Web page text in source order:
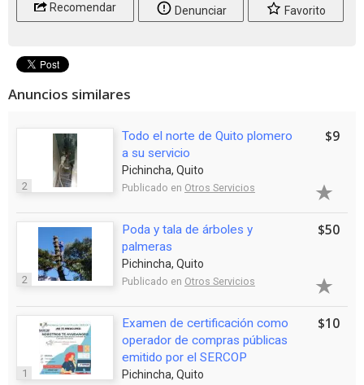
Recomendar Denunciar Favorito
Anuncios similares
2
Todo el norte de Quito plomero
a su servicio
Pichincha, Quito
Publicado en Otros Servicios
$9
2
Poda y tala de árboles y
palmeras
Pichincha, Quito
Publicado en Otros Servicios
$50
1
Examen de certificación como
operador de compras públicas
emitido por el SERCOP
Pichincha, Quito
$10